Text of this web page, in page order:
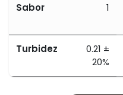
Sabor 1
Turbidez
0.21 ±
20%